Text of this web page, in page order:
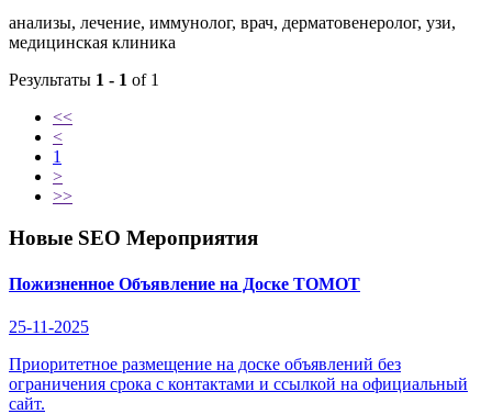
анализы, лечение, иммунолог, врач, дерматовенеролог, узи,
медицинская клиника
Результаты 1 - 1 of 1
<<
<
1
>
>>
Новые SEO Мероприятия
Пожизненное Объявление на Доске ТОМОТ
25-11-2025
Приоритетное размещение на доске объявлений без
ограничения срока с контактами и ссылкой на официальный
сайт.